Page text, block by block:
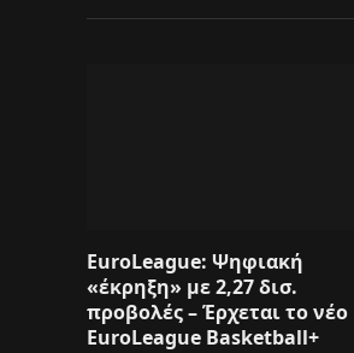
EuroLeague: Ψηφιακή
«έκρηξη» με 2,27 δισ.
προβολές – Έρχεται το νέο
EuroLeague Basketball+